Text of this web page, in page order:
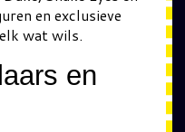
en exclusieve
wat wils.
en